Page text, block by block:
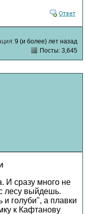
9 (и более) лет назад
Посты: 3,645
И сразу много не
лесу выйдешь.
голуби", а плавки
к Кафтанову